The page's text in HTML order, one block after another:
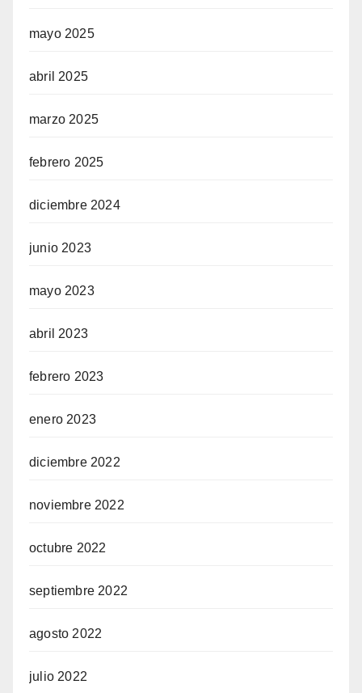
mayo 2025
abril 2025
marzo 2025
febrero 2025
diciembre 2024
junio 2023
mayo 2023
abril 2023
febrero 2023
enero 2023
diciembre 2022
noviembre 2022
octubre 2022
septiembre 2022
agosto 2022
julio 2022